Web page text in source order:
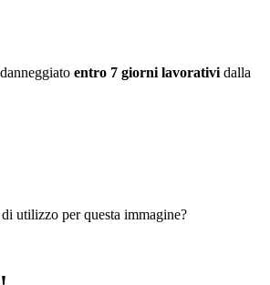
entro 7 giorni lavorativi dalla
utilizzo per questa immagine?